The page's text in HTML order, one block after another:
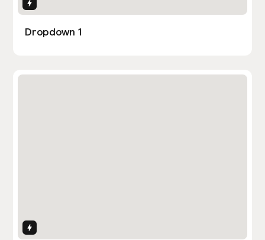
Dropdown 1